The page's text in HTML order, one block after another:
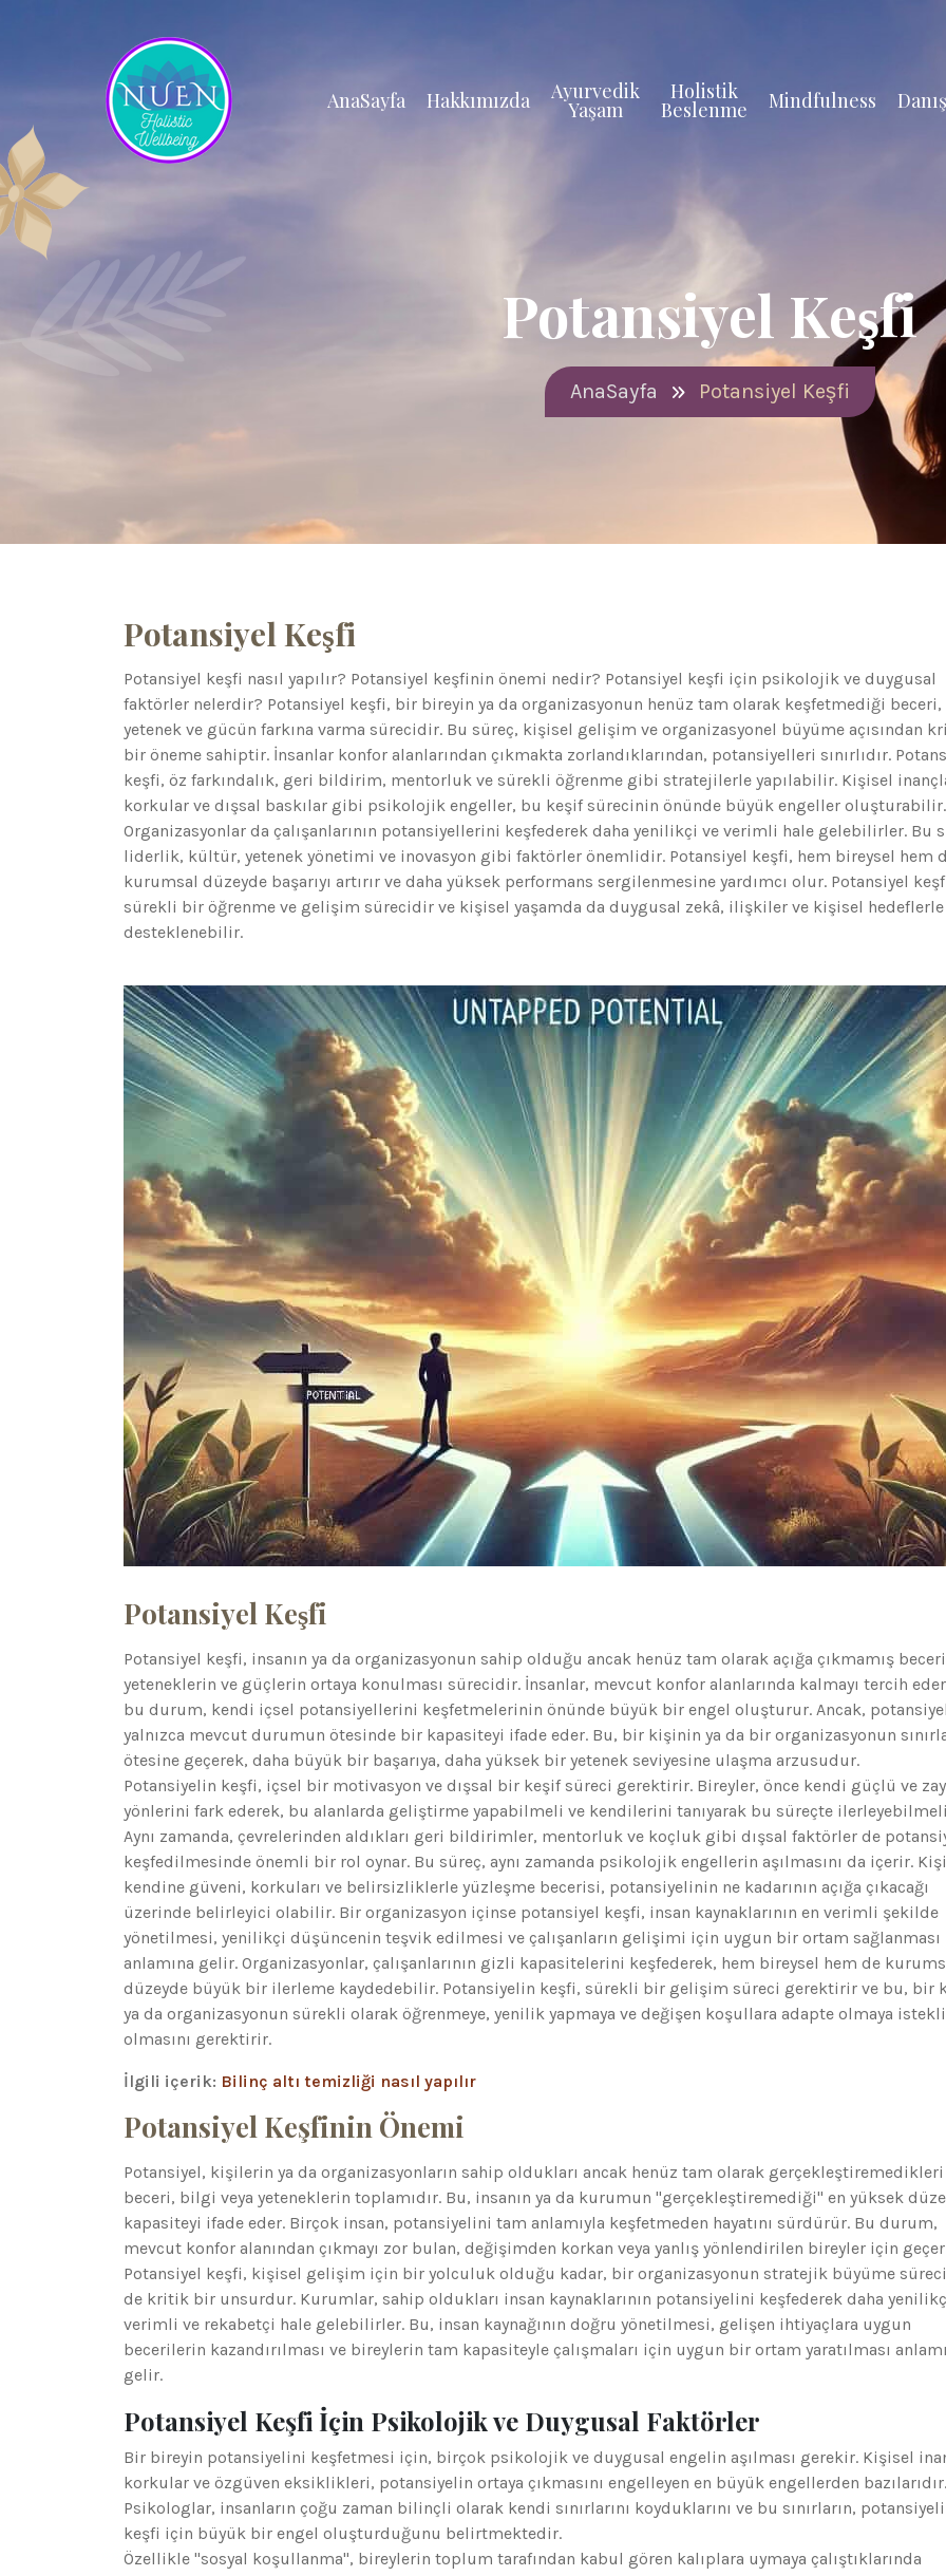
AnaSayfa Hakkımızda Ayurvedik
Yaşam
Holistik
Beslenme Mindfulness
Potansiyel Keşfi
AnaSayfa Potansiyel Keşfi
Potansiyel Keşfi
Potansiyel keşfi nasıl yapılır? Potansiyel keşfinin önemi nedir? Potansiyel keşfi için psikolojik ve duygusal
faktörler nelerdir? Potansiyel keşfi, bir bireyin ya da organizasyonun henüz tam olarak keşfetmediği beceri,
yetenek ve gücün farkına varma sürecidir. Bu süreç, kişisel gelişim ve organizasyonel büyüme açısından
bir öneme sahiptir. İnsanlar konfor alanlarından çıkmakta zorlandıklarından, potansiyelleri sınırlıdır.
keşfi, öz farkındalık, geri bildirim, mentorluk ve sürekli öğrenme gibi stratejilerle yapılabilir. Kişisel
korkular ve dışsal baskılar gibi psikolojik engeller, bu keşif sürecinin önünde büyük engeller oluşturabilir.
Organizasyonlar da çalışanlarının potansiyellerini keşfederek daha yenilikçi ve verimli hale gelebilirler. Bu
liderlik, kültür, yetenek yönetimi ve inovasyon gibi faktörler önemlidir. Potansiyel keşfi, hem bireysel hem
kurumsal düzeyde başarıyı artırır ve daha yüksek performans sergilenmesine yardımcı olur. Potansiyel
sürekli bir öğrenme ve gelişim sürecidir ve kişisel yaşamda da duygusal zekâ, ilişkiler ve kişisel hedeflerle
desteklenebilir.
Potansiyel Keşfi
Potansiyel keşfi, insanın ya da organizasyonun sahip olduğu ancak henüz tam olarak açığa çıkmamış
yeteneklerin ve güçlerin ortaya konulması sürecidir. İnsanlar, mevcut konfor alanlarında kalmayı tercih
bu durum, kendi içsel potansiyellerini keşfetmelerinin önünde büyük bir engel oluşturur. Ancak, potansiyel
yalnızca mevcut durumun ötesinde bir kapasiteyi ifade eder. Bu, bir kişinin ya da bir organizasyonun
ötesine geçerek, daha büyük bir başarıya, daha yüksek bir yetenek seviyesine ulaşma arzusudur.
Potansiyelin keşfi, içsel bir motivasyon ve dışsal bir keşif süreci gerektirir. Bireyler, önce kendi güçlü ve
yönlerini fark ederek, bu alanlarda geliştirme yapabilmeli ve kendilerini tanıyarak bu süreçte
Aynı zamanda, çevrelerinden aldıkları geri bildirimler, mentorluk ve koçluk gibi dışsal faktörler de
keşfedilmesinde önemli bir rol oynar. Bu süreç, aynı zamanda psikolojik engellerin aşılmasını da içerir.
kendine güveni, korkuları ve belirsizliklerle yüzleşme becerisi, potansiyelinin ne kadarının açığa çıkacağı
üzerinde belirleyici olabilir. Bir organizasyon içinse potansiyel keşfi, insan kaynaklarının en verimli şekilde
yönetilmesi, yenilikçi düşüncenin teşvik edilmesi ve çalışanların gelişimi için uygun bir ortam sağlanması
anlamına gelir. Organizasyonlar, çalışanlarının gizli kapasitelerini keşfederek, hem bireysel hem de
düzeyde büyük bir ilerleme kaydedebilir. Potansiyelin keşfi, sürekli bir gelişim süreci gerektirir ve bu, bir
ya da organizasyonun sürekli olarak öğrenmeye, yenilik yapmaya ve değişen koşullara adapte olmaya istekli
olmasını gerektirir.
İlgili içerik: Bilinç altı temizliği nasıl yapılır
Potansiyel Keşfinin Önemi
Potansiyel, kişilerin ya da organizasyonların sahip oldukları ancak henüz tam olarak gerçekleştiremedikleri
beceri, bilgi veya yeteneklerin toplamıdır. Bu, insanın ya da kurumun "gerçekleştiremediği" en yüksek
kapasiteyi ifade eder. Birçok insan, potansiyelini tam anlamıyla keşfetmeden hayatını sürdürür. Bu durum,
mevcut konfor alanından çıkmayı zor bulan, değişimden korkan veya yanlış yönlendirilen bireyler için
Potansiyel keşfi, kişisel gelişim için bir yolculuk olduğu kadar, bir organizasyonun stratejik büyüme
de kritik bir unsurdur. Kurumlar, sahip oldukları insan kaynaklarının potansiyelini keşfederek daha
verimli ve rekabetçi hale gelebilirler. Bu, insan kaynağının doğru yönetilmesi, gelişen ihtiyaçlara uygun
becerilerin kazandırılması ve bireylerin tam kapasiteyle çalışmaları için uygun bir ortam yaratılması
gelir.
Potansiyel Keşfi İçin Psikolojik ve Duygusal Faktörler
Bir bireyin potansiyelini keşfetmesi için, birçok psikolojik ve duygusal engelin aşılması gerekir. Kişisel
korkular ve özgüven eksiklikleri, potansiyelin ortaya çıkmasını engelleyen en büyük engellerden bazılarıdır.
Psikologlar, insanların çoğu zaman bilinçli olarak kendi sınırlarını koyduklarını ve bu sınırların,
keşfi için büyük bir engel oluşturduğunu belirtmektedir.
Özellikle "sosyal koşullanma", bireylerin toplum tarafından kabul gören kalıplara uymaya çalıştıklarında